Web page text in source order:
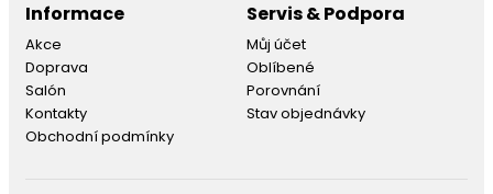
Informace
Akce
Doprava
Salón
Kontakty
Obchodní podmínky
Servis & Podpora
Můj účet
Oblíbené
Porovnání
Stav objednávky